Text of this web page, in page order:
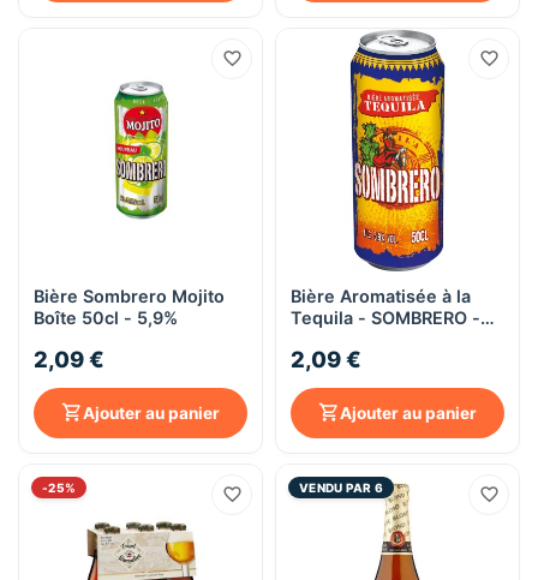
Bière Sombrero Mojito
Boîte 50cl - 5,9%
2,09 €
Ajouter au panier
Bière Aromatisée à la
Tequila - SOMBRERO -
2,09 €
Ajouter au panier
-25% VENDU PAR 6